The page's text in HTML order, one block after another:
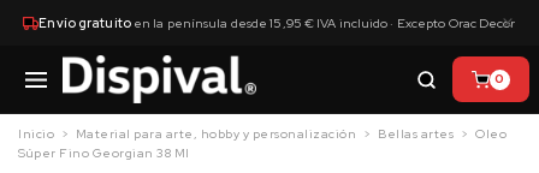
Envío gratuitoen la península desde 15,95 € IVA incluido · Excepto Orac Decor
×
0
Inicio Material para arte, hobby y personalización Bellas artes
Oleo
Súper Fino Georgian 38 Ml